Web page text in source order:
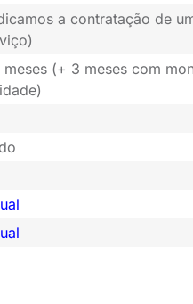
a contratação de
(+ 3 meses com